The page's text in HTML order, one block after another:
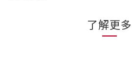
了解更多